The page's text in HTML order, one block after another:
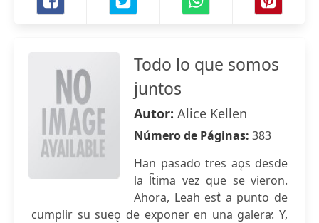
Todo lo que somos
juntos
Autor: Alice Kellen
Número de Páginas: 383
Han pasado tres aǫs desde
la l︢tima vez que se vieron.
Ahora, Leah est ̀a punto de
cumplir su sueǫ de exponer en una galera̕. Y,